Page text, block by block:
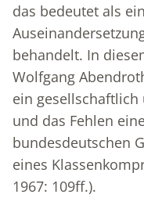
das bedeutet als
behandelt. In
Wolfgang
ein
und das Fehlen
bundesdeutschen
eines
1967: 109ff.).